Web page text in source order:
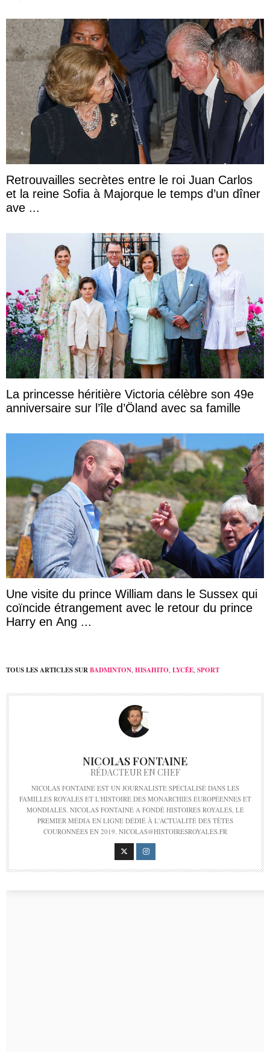
Retrouvailles secrètes entre le roi Juan Carlos
et la reine Sofia à Majorque le temps d’un dîner
ave ...
La princesse héritière Victoria célèbre son 49e
anniversaire sur l’île d’Öland avec sa famille
Une visite du prince William dans le Sussex qui
coïncide étrangement avec le retour du prince
Harry en Ang ...
TOUS LES ARTICLES SURBADMINTON, HISAHITO, LYCÉE, SPORT
NICOLAS FONTAINE
RÉDACTEUR EN CHEF
NICOLAS FONTAINE EST UN JOURNALISTE SPÉCIALISÉ DANS LES
FAMILLES ROYALES ET L'HISTOIRE DES MONARCHIES EUROPÉENNES ET
MONDIALES. NICOLAS FONTAINE A FONDÉ HISTOIRES ROYALES, LE
PREMIER MÉDIA EN LIGNE DÉDIÉ À L'ACTUALITÉ DES TÊTES
COURONNÉES EN 2019. NICOLAS@HISTOIRESROYALES.FR